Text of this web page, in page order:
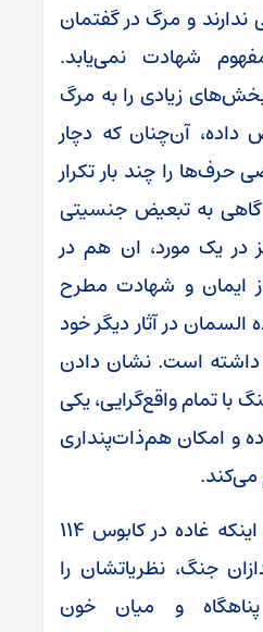
و مرگ در گفتمان
شهادت نمی‌یابد.
زیادی را به مرگ
آن‌چنان که دچار
حرف‌ها را چند بار تکرار
به تبعیض جنسیتی
در یک مورد، ان هم در
از ایمان و شهادت مطرح
السمان در آثار دیگر خود
داشته است. نشان دادن
با تمام واقع‌گرایی، یکی
و امکان هم‌ذات‌پنداری
می‌کند.
این نویسنده با بیان اینکه غاده در کابوس ۱۱۴
جنگ، نظریاتشان را
و میان خون